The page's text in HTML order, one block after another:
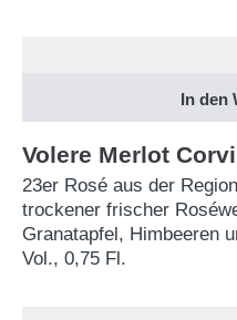
Volere Merlot
23er Rosé aus der
trockener frischer
Granatapfel, Himbeeren
Vol., 0,75 Fl.